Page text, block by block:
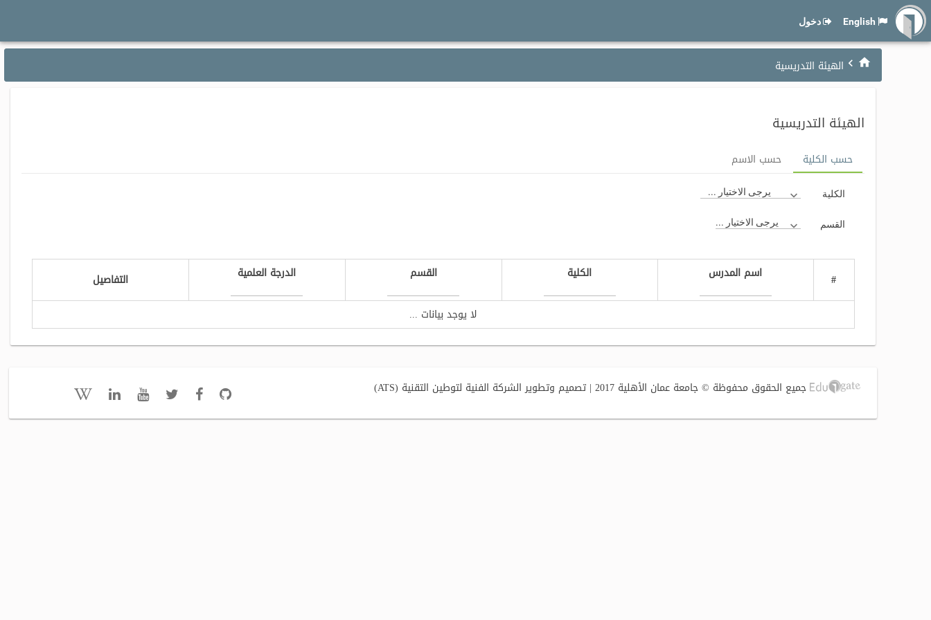
دخول
الهيئة التدريسية
الهيئة التدريسية
حسب الكلية حسب الاسم
الكلية يرجى الاختيار ...
القسم يرجى الاختيار ...
# اسم المدرس الكلية القسم الدرجة العلمية
التفاصيل
لا يوجد بيانات ...
جميع الحقوق محفوظة © جامعة عمان الأهلية 2017 | تصميم وتطوير الشركة الفنية لتوطين التقنية (ATS)